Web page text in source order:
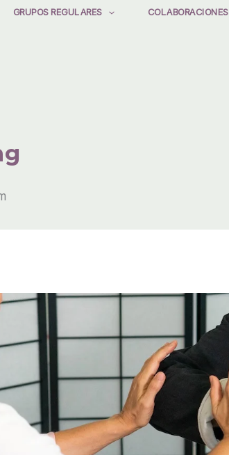
GRUPOS REGULARES COLABORACIONES